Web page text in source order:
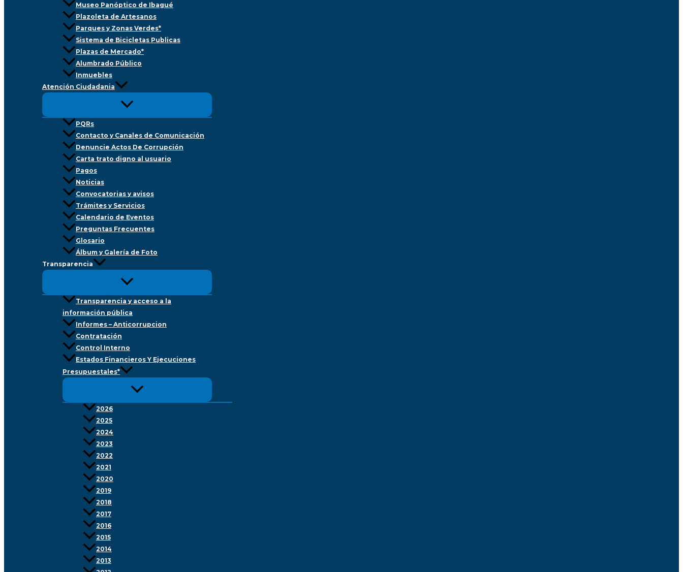
Museo Panóptico de Ibagué
Plazoleta de Artesanos
Parques y Zonas Verdes*
Sistema de Bicicletas Publicas
Plazas de Mercado*
Alumbrado Público
Inmuebles
Atención Ciudadania
PQRs
Contacto y Canales de Comunicación
Denuncie Actos De Corrupción
Carta trato digno al usuario
Pagos
Noticias
Convocatorias y avisos
Trámites y Servicios
Calendario de Eventos
Preguntas Frecuentes
Glosario
Álbum y Galería de Foto
Transparencia
Transparencia y acceso a la
información pública
Informes – Anticorrupcion
Contratación
Control Interno
Estados Financieros Y Ejecuciones
Presupuestales*
2026
2025
2024
2023
2022
2021
2020
2019
2018
2017
2016
2015
2014
2013